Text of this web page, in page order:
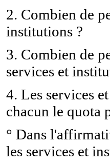
2. Combien de
institutions ?
3. Combien de
services et
4. Les services
chacun le quota
° Dans
les services et